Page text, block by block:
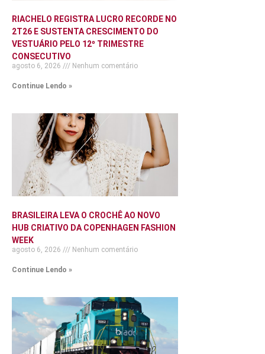
RIACHELO REGISTRA LUCRO RECORDE NO
2T26 E SUSTENTA CRESCIMENTO DO
VESTUÁRIO PELO 12º TRIMESTRE
CONSECUTIVO
agosto 6, 2026 Nenhum comentário
Continue Lendo »
BRASILEIRA LEVA O CROCHÊ AO NOVO
HUB CRIATIVO DA COPENHAGEN FASHION
WEEK
agosto 6, 2026 Nenhum comentário
Continue Lendo »